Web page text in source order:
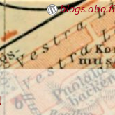
blogs.abo.fi